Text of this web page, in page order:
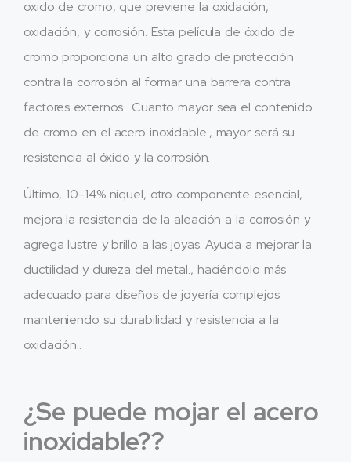
oxido de cromo, que previene la oxidación,
oxidación, y corrosión. Esta película de óxido de
cromo proporciona un alto grado de protección
contra la corrosión al formar una barrera contra
factores externos.. Cuanto mayor sea el contenido
de cromo en el acero inoxidable., mayor será su
resistencia al óxido y la corrosión.
Último, 10-14% níquel, otro componente esencial,
mejora la resistencia de la aleación a la corrosión y
agrega lustre y brillo a las joyas. Ayuda a mejorar la
ductilidad y dureza del metal., haciéndolo más
adecuado para diseños de joyería complejos
manteniendo su durabilidad y resistencia a la
oxidación..
¿Se puede mojar el acero
inoxidable??